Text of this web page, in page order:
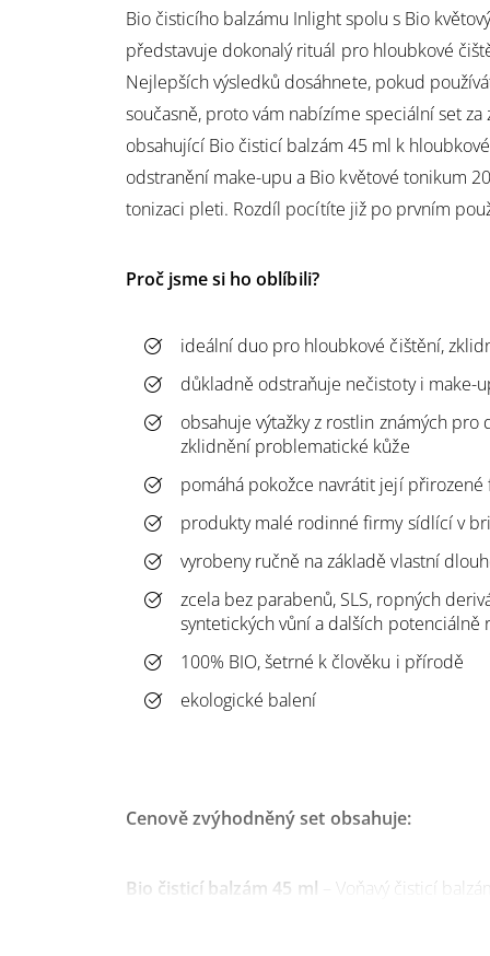
Bio čisticího balzámu Inlight spolu s Bio
představuje dokonalý rituál pro hloubkové
Nejlepších výsledků dosáhnete, pokud
současně, proto vám nabízíme speciální set za
obsahující Bio čisticí balzám 45 ml k
odstranění make-upu a Bio květové tonikum
tonizaci pleti. Rozdíl pocítíte již po prvním
Proč jsme si ho oblíbili?
ideální duo pro hloubkové čištění,
důkladně odstraňuje nečistoty i make-
obsahuje výtažky z rostlin známých pro
zklidnění problematické kůže
pomáhá pokožce navrátit její přirozené
produkty malé rodinné firmy sídlící v
vyrobeny ručně na základě vlastní
zcela bez parabenů, SLS, ropných
syntetických vůní a dalších potenciálně
100% BIO, šetrné k člověku i přírodě
ekologické balení
Cenově zvýhodněný set obsahuje:
Bio čisticí balzám 45 ml – Voňavý čisticí